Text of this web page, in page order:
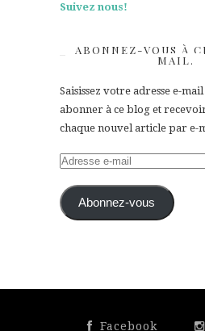
Suivez nous!
ABONNEZ-VOUS À
MAIL.
Saisissez votre adresse e-
abonner à ce blog et
chaque nouvel article par e-
Adresse
mail Abonnez-vous
Facebook